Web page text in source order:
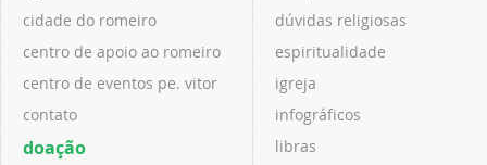
cidade do romeiro
centro de apoio ao romeiro
centro de eventos pe. vitor
contato
doação
dúvidas religiosas
espiritualidade
igreja
infográficos
libras